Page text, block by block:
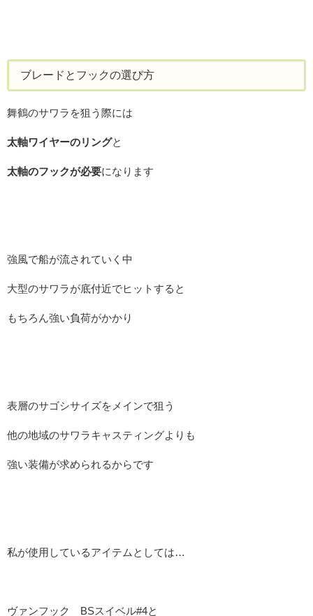
ブレードとフックの選び方
舞鶴のサワラを狙う際には
太軸ワイヤーのリングと
太軸のフックが必要になります
強風で船が流されていく中
大型のサワラが底付近でヒットすると
もちろん強い負荷がかかり
表層のサゴシサイズをメインで狙う
他の地域のサワラキャスティングよりも
強い装備が求められるからです
私が使用しているアイテムとしては…
ヴァンフック BSスイベル#4と